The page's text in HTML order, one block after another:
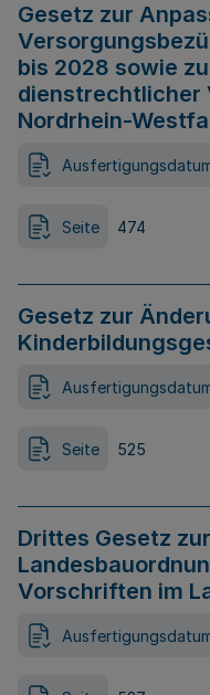
Gesetz zur
bis 2028 sowie
dienstrechtlicher
Nordrhein-
Seite 474
Gesetz zur
Seite 525
Drittes Gesetz
Vorschriften im